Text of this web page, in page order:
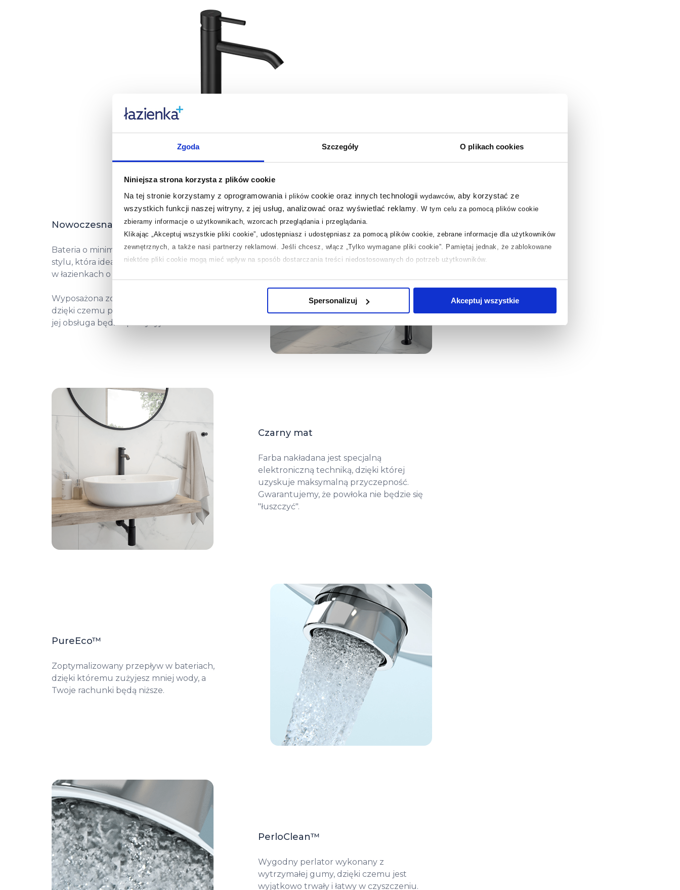
Zgoda Szczegóły O plikach cookies
Niniejsza strona korzysta z plików cookie
Na tej stronie korzystamy z oprogramowania i plikówcookie oraz innych technologii wydawców, aby korzystać ze
wszystkich funkcji naszej witryny, z jej usług, analizować oraz wyświetlać reklamy
W tym celu za pomocą plików cookie
zbieramy informacje o użytkownikach, wzorcach przeglądania i przeglądania.
Klikając „Akceptuj wszystkie pliki cookie”, udostępniasz i udostępniasz za pomocą plików cookie, zebrane informacje dla użytkowników
zewnętrznych, a także nasi partnerzy reklamowi. Jeśli chcesz, włącz „Tylko wymagane pliki cookie”. Pamiętaj jednak, że zablokowane
niektóre pliki cookie mogą mieć wpływ na sposób dostarczania treści niedostosowanych do potrzeb użytkowników.
na temat plików cookie i tego, dlaczego ich przepisy, przejdź do zakładek „Informacje o plikach cookie”.
Spersonalizuj Akceptuj wszystkie
Nowoczesna przestrzeń
Bateria o minimalistycznym i nowoczesnym
stylu, która idealnie sprawdzi się
w łazienkach o takim właśnie charakterze.
Wyposażona została w głowicę ceramiczną,
dzięki czemu przez cały okres eksploatacji
jej obsługa będzie precyzyjna.
Czarny mat
Farba nakładana jest specjalną
elektroniczną techniką, dzięki której
uzyskuje maksymalną przyczepność.
Gwarantujemy, że powłoka nie będzie się
"łuszczyć".
PureEco™
Zoptymalizowany przepływ w bateriach,
dzięki któremu zużyjesz mniej wody, a
Twoje rachunki będą niższe.
PerloClean™
Wygodny perlator wykonany z
wytrzymałej gumy, dzięki czemu jest
wyjątkowo trwały i łatwy w czyszczeniu.